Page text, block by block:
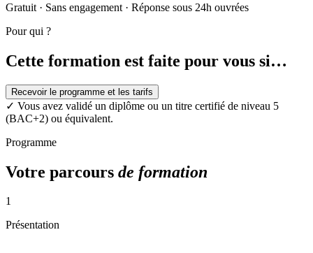
Gratuit · Sans engagement · Réponse sous 24h ouvrées
Pour qui ?
Cette formation est faite pour vous si…
Recevoir le programme et les tarifs
✓ Vous avez validé un diplôme ou un titre certifié de niveau 5
(BAC+2) ou équivalent.
Programme
Votre parcours de formation
1
Présentation